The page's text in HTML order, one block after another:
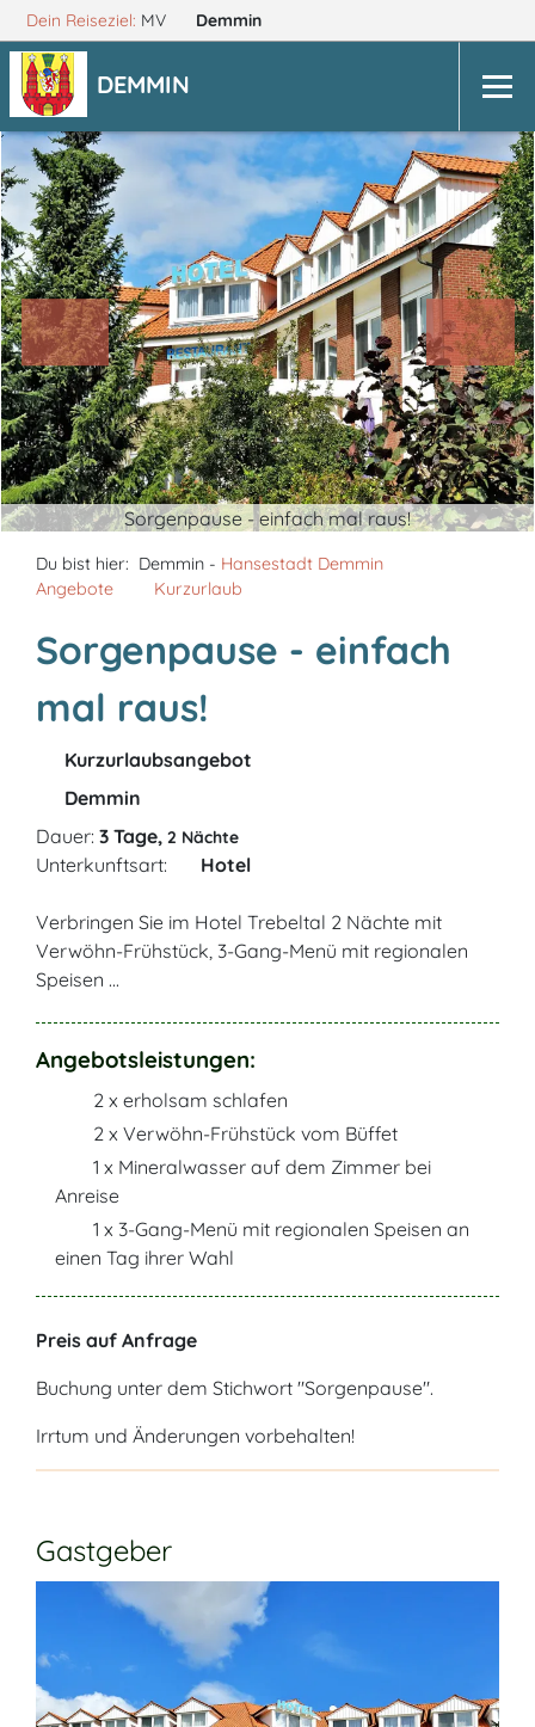
Dein Reiseziel: MV Demmin
DEMMIN
Sorgenpause - einfach mal raus!
Du bist hier: Demmin - Hansestadt Demmin
Angebote
Kurzurlaub
Sorgenpause - einfach
mal raus!
Kurzurlaubsangebot
Demmin
Dauer: 3 Tage, 2 Nächte
Unterkunftsart: Hotel
Verbringen Sie im Hotel Trebeltal 2 Nächte mit
Verwöhn-Frühstück, 3-Gang-Menü mit regionalen
Speisen ...
Angebotsleistungen:
2 x erholsam schlafen
2 x Verwöhn-Frühstück vom Büffet
1 x Mineralwasser auf dem Zimmer bei
Anreise
1 x 3-Gang-Menü mit regionalen Speisen an
einen Tag ihrer Wahl
Preis auf Anfrage
Buchung unter dem Stichwort "Sorgenpause".
Irrtum und Änderungen vorbehalten!
Gastgeber